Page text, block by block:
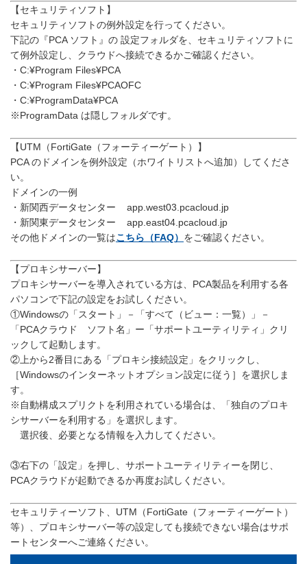
【セキュリティソフト】
セキュリティソフトの例外設定を行ってください。
下記の『PCA ソフト』の 設定フォルダを、セキュリティソフトに
て例外設定し、クラウドへ接続できるかご確認ください。
・C:¥Program Files¥PCA
・C:¥Program Files¥PCAOFC
・C:¥ProgramData¥PCA
※ProgramData は隠しフォルダです。
【UTM（FortiGate（フォーティーゲート）】
PCA のドメインを例外設定（ホワイトリストへ追加）してくださ
い。
ドメインの一例
・新関西データセンター app.west03.pcacloud.jp
・新関東データセンター app.east04.pcacloud.jp
その他ドメインの一覧はこちら（FAQ） をご確認ください。
【プロキシサーバー】
プロキシサーバーを導入されている方は、PCA製品を利用する各
パソコンで下記の設定をお試しください。
①Windowsの「スタート」－「すべて（ビュー：一覧）」－
「PCAクラウド ソフト名」ー「サポートユーティリティ」クリ
ックして起動します。
②上から2番目にある「プロキシ接続設定」をクリックし、
［Windowsのインターネットオプション設定に従う］を選択しま
す。
※自動構成スプリクトを利用されている場合は、「独自のプロキ
シサーバーを利用する」を選択します。
選択後、必要となる情報を入力してください。
③右下の「設定」を押し、サポートユーティリティーを閉じ、
PCAクラウドが起動できるか再度お試しください。
セキュリティーソフト、UTM（FortiGate（フォーティーゲート）
等）、プロキシサーバー等の設定しても接続できない場合はサポ
ートセンターへご連絡ください。